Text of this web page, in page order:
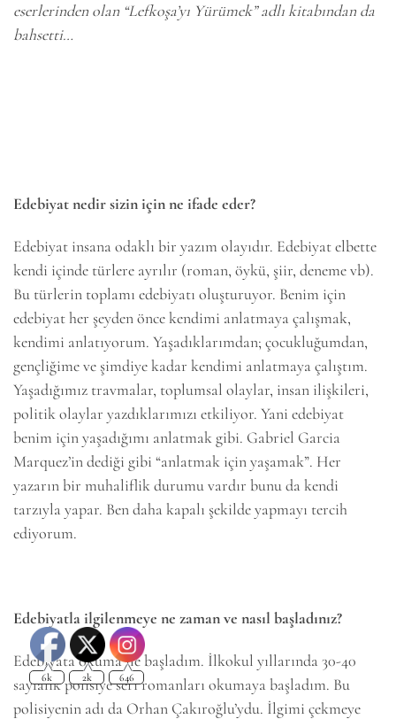
eserlerinden olan “Lefkoşa’yı Yürümek” adlı kitabından da
bahsetti…
Edebiyat nedir sizin için ne ifade eder?
Edebiyat insana odaklı bir yazım olayıdır. Edebiyat elbette
kendi içinde türlere ayrılır (roman, öykü, şiir, deneme vb).
Bu türlerin toplamı edebiyatı oluşturuyor. Benim için
edebiyat her şeyden önce kendimi anlatmaya çalışmak,
kendimi anlatıyorum. Yaşadıklarımdan; çocukluğumdan,
gençliğime ve şimdiye kadar kendimi anlatmaya çalıştım.
Yaşadığımız travmalar, toplumsal olaylar, insan ilişkileri,
politik olaylar yazdıklarımızı etkiliyor. Yani edebiyat
benim için yaşadığımı anlatmak gibi. Gabriel Garcia
Marquez’in dediği gibi “anlatmak için yaşamak”. Her
yazarın bir muhaliflik durumu vardır bunu da kendi
tarzıyla yapar. Ben daha kapalı şekilde yapmayı tercih
ediyorum.
Edebiyatla ilgilenmeye ne zaman ve nasıl başladınız?
Edebiyata okuma ile başladım. İlkokul yıllarında 30-40
sayfalık polisiye seri romanları okumaya başladım. Bu
polisiyenin adı da Orhan Çakıroğlu’ydu. İlgimi çekmeye
6k